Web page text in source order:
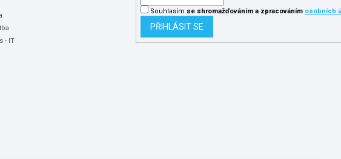
- IT
Souhlasím se shromažďováníma zpracováním osobních
PŘIHLÁSIT SE